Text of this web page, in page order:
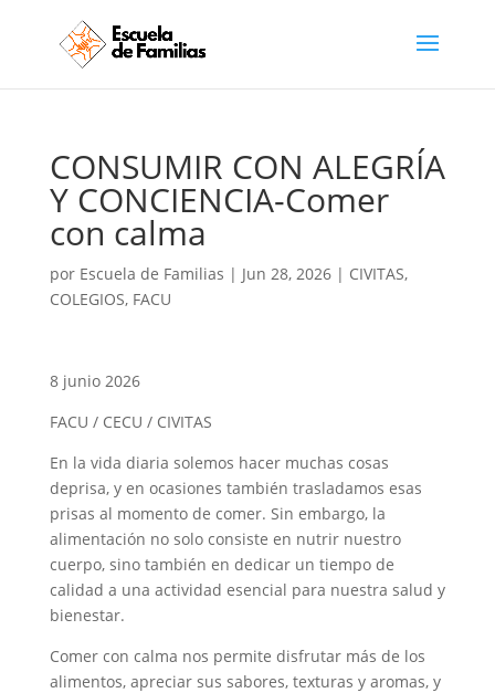
CONSUMIR CON ALEGRÍA
Y CONCIENCIA-Comer
con calma
por Escuela de Familias | Jun 28, 2026| CIVITAS,
COLEGIOS, FACU
8 junio 2026
FACU / CECU / CIVITAS
En la vida diaria solemos hacer muchas cosas
deprisa, y en ocasiones también trasladamos esas
prisas al momento de comer. Sin embargo, la
alimentación no solo consiste en nutrir nuestro
cuerpo, sino también en dedicar un tiempo de
calidad a una actividad esencial para nuestra salud y
bienestar.
Comer con calma nos permite disfrutar más de los
alimentos, apreciar sus sabores, texturas y aromas, y